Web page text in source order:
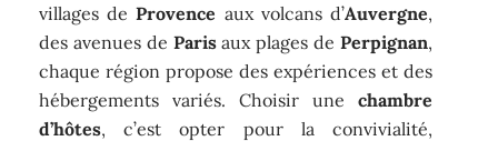
villages deProvence aux volcans d’Auvergne,
des avenues de Parisaux plages de Perpignan,
chaque région propose des expériences et des
hébergements variés. Choisir une chambre
d’hôtes, c’est opter pour la convivialité,